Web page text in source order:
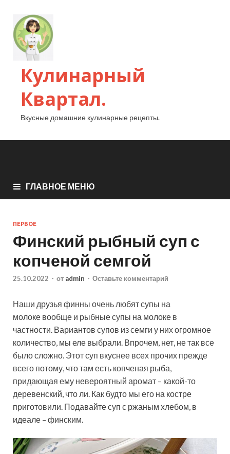
Кулинарный
Квартал.
Вкусные домашние кулинарные рецепты.
ГЛАВНОЕ МЕНЮ
ПЕРВОЕ
Финский рыбный суп с
копченой семгой
25.10.2022 - от admin - Оставьте комментарий
Наши друзья финны очень любят супы на
молоке вообще и рыбные супы на молоке в
частности. Вариантов супов из семги у них огромное
количество, мы еле выбрали. Впрочем, нет, не так все
было сложно. Этот суп вкуснее всех прочих прежде
всего потому, что там есть копченая рыба,
придающая ему невероятный аромат – какой-то
деревенский, что ли. Как будто мы его на костре
приготовили. Подавайте суп с ржаным хлебом, в
идеале – финским.